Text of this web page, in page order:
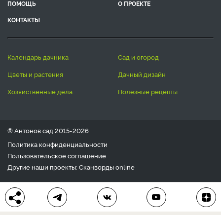
ПОМОЩЬ
О ПРОЕКТЕ
КОНТАКТЫ
календарь дачника
сад и огород
цветы и растения
дачный дизайн
хозяйственные дела
полезные рецепты
® Антонов сад 2015-2026
Политика конфиденциальности
Пользовательское соглашение
Другие наши проекты: Сканвордыonline
Любое использование материала допускается только с
письменного согласия редакции